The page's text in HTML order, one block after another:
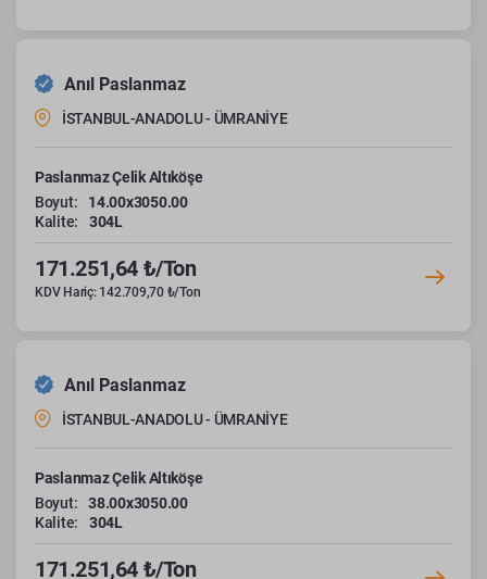
Anıl Paslanmaz
İSTANBUL-ANADOLU - ÜMRANİYE
Paslanmaz Çelik Altıköşe
Boyut:
14.00x3050.00
Kalite:
304L
171.251,64 ₺/Ton
KDV Hariç: 142.709,70 ₺/Ton
Anıl Paslanmaz
İSTANBUL-ANADOLU - ÜMRANİYE
Paslanmaz Çelik Altıköşe
Boyut:
38.00x3050.00
Kalite:
304L
171.251,64 ₺/Ton